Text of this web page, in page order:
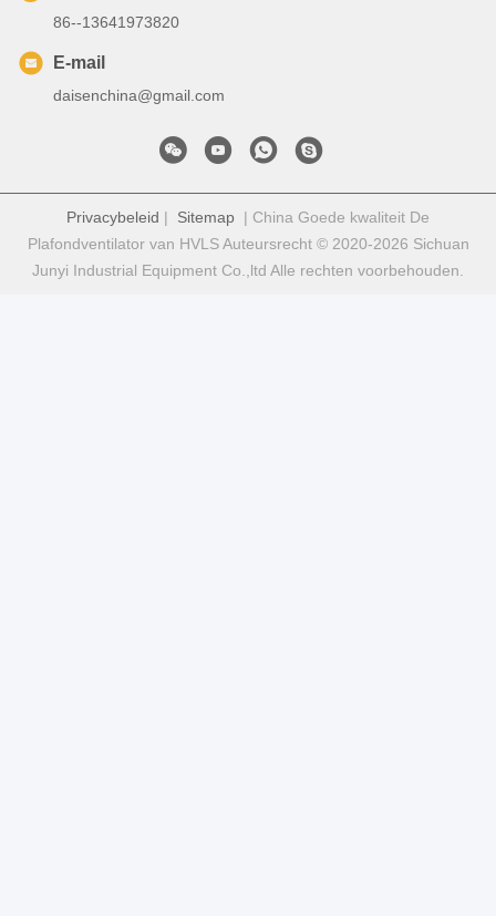
86--13641973820
E-mail
daisenchina@gmail.com
Privacybeleid | Sitemap | China Goede kwaliteit De
Plafondventilator van HVLS Auteursrecht © 2020-2026 Sichuan
Junyi Industrial Equipment Co.,ltd Alle rechten voorbehouden.